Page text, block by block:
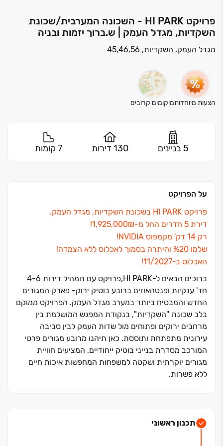
פרויקט HI PARK - השכונה המערבית/שכונת
השקדיות, מגדל העמק | ש.ברוך יזמות ובניה
מגדל העמק, השקדיות, 45,46,56
הצעות מיוחדותמיקומים קרובים
5 בניינים 130 דירות 7 קומות
על הפרויקט
פרויקט HI PARK בשכונת השקדיות, מגדל העמק.
דירת 5 חדרים החל מ-1,925,000₪!
רק ‏14 דק' מקמפוס NVIDIA!
שלמו ‏20‏% והיתרה בסמוך לאכלוס ללא הצמדה!
האכלוס ב-11/2027!
ברוכים הבאים ל‏-HI PARK,פרויקט עם תמהיל דירות ‏6‏-‏4
חד' ענקיות ופנטהאוזים ברובע בוטיק ירוק- פארק המגורים
החדש והמבטיח ביותר במערב מגדל העמק. הפרויקט ממוקם
בלב שכונת "השקדיות", בנקודת המפגש המושלמת בין
מרחבים ירוקים ופתוחים מול שדות העמק לבין סביבה
עירונית מתפתחת ותוססת. כאן תיהנו מרובע מגורים פרטי
המורכב מסדרת בנייני בוטיק ייחודיים, המציעים חוויית
מגורים יוקרתית ושקטה למשפחות המחפשות איכות חיים
ללא פשרות.
תכנון ראשוני